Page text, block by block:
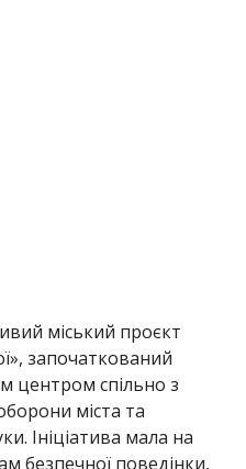
міський проєкт
започаткований
центром спільно з
міста та
Ініціатива мала на
безпечної поведінки,